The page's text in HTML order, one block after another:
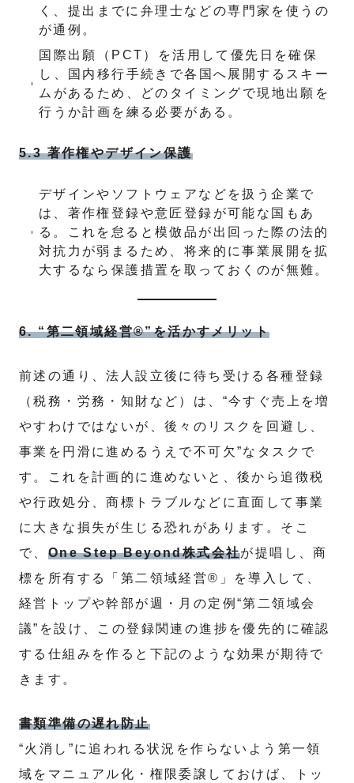
く、提出までに弁理士などの専門家を使うの
が通例。
国際出願（PCT）を活用して優先日を確保
し、国内移行手続きで各国へ展開するスキー
ムがあるため、どのタイミングで現地出願を
行うか計画を練る必要がある。
5.3 著作権やデザイン保護
デザインやソフトウェアなどを扱う企業で
は、著作権登録や意匠登録が可能な国もあ
る。これを怠ると模倣品が出回った際の法的
対抗力が弱まるため、将来的に事業展開を拡
大するなら保護措置を取っておくのが無難。
6. “第二領域経営®”を活かすメリット
前述の通り、法人設立後に待ち受ける各種登録
（税務・労務・知財など）は、“今すぐ売上を増
やすわけではないが、後々のリスクを回避し、
事業を円滑に進めるうえで不可欠”なタスクで
す。これを計画的に進めないと、後から追徴税
や行政処分、商標トラブルなどに直面して事業
に大きな損失が生じる恐れがあります。そこ
で、 One Step Beyond株式会社が提唱し、商
標を所有する「第二領域経営®」を導入して、
経営トップや幹部が週・月の定例“第二領域会
議”を設け、この登録関連の進捗を優先的に確認
する仕組みを作ると下記のような効果が期待で
きます。
書類準備の遅れ防止
“火消し”に追われる状況を作らないよう第一領
域をマニュアル化・権限委譲しておけば、トッ